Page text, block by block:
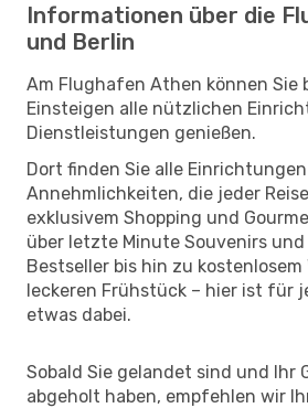
Informationen über die
und Berlin
Am Flughafen Athen können Sie
Einsteigen alle nützlichen
Dienstleistungen genießen.
Dort finden Sie alle
Annehmlichkeiten, die jeder
exklusivem Shopping und
über letzte Minute Souvenirs
Bestseller bis hin zu kostenlosem
leckeren Frühstück – hier ist für
etwas dabei.
Sobald Sie gelandet sind und Ihr
abgeholt haben, empfehlen wir